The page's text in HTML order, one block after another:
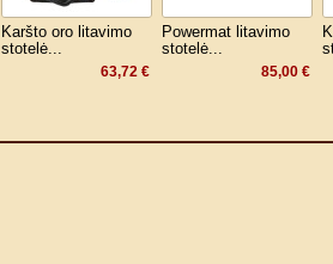
Karšto oro litavimo
stotelė...
63,72 €
Powermat litavimo
stotelė...
85,00 €